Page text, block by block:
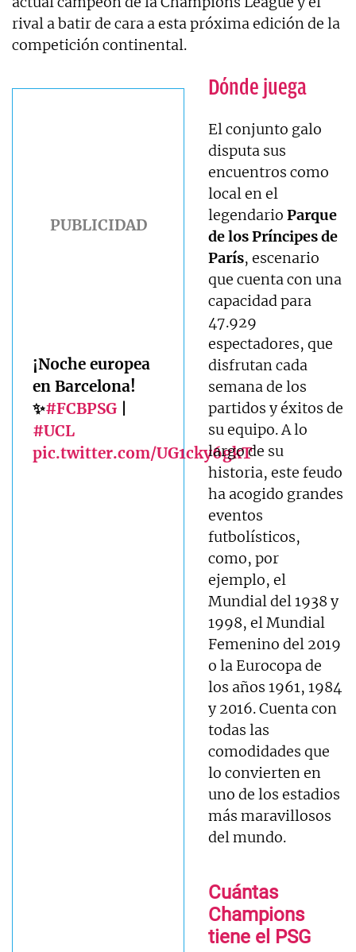
rival a batir de cara a esta próxima edición de la
competición continental.
¡Noche europea
en Barcelona!
✨#FCBPSG
#UCL
pic.twitter.com/UG1cky6gkT
Dónde juega
El conjunto galo
disputa sus
encuentros como
local en el
legendarioParque
de los Príncipes de
París, escenario
que cuenta con una
capacidad para
47.929
espectadores, que
disfrutan cada
semana de los
partidos y éxitos de
su equipo. A lo
largo de su
historia, este feudo
ha acogido grandes
eventos
futbolísticos,
como, por
ejemplo, el
Mundial del 1938 y
1998, el Mundial
Femenino del 2019
o la Eurocopa de
los años 1961, 1984
y 2016. Cuenta con
todas las
comodidades que
lo convierten en
uno de los estadios
más maravillosos
del mundo.
Cuántas
Champions
tiene el PSG